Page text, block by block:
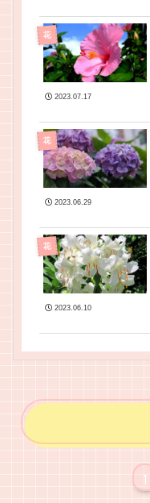
花
2023.07.17
花
2023.06.29
花
2023.06.10
1